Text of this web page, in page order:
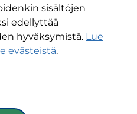
sisältöjen
edellyttää
hyväksymistä. Lue
evästeistä.​​​​​​​
KLUBI
RY
Toimintaehdot